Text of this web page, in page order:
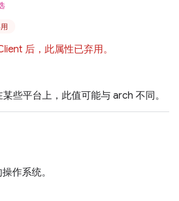
后，此属性已弃用。
些平台上，此值可能与 arch 不同。
作系统。